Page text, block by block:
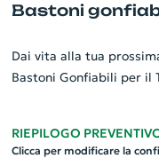
Bastoni
Dai vita alla tua
Bastoni Gonfiabili per il
azienda, questi
RIEPILOGO
Clicca per modificare la